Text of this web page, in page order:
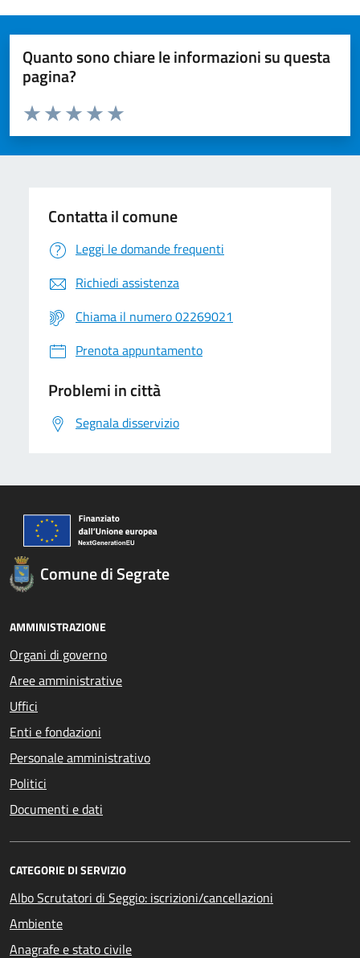
Quanto sono chiare le informazioni su questa
pagina?
Valuta da 1 a 5 stelle la pagina
Valuta 5 stelle su 5
Valuta 4 stelle su 5
Valuta 3 stelle su 5
Valuta 2 stelle su 5
Valuta 1 stelle su 5
Contatta il comune
Leggi le domande frequenti
Richiedi assistenza
Chiama il numero 02269021
Prenota appuntamento
Problemi in città
Segnala disservizio
Comune di Segrate
AMMINISTRAZIONE
Organi di governo
Aree amministrative
Uffici
Enti e fondazioni
Personale amministrativo
Politici
Documenti e dati
CATEGORIE DI SERVIZIO
Albo Scrutatori di Seggio: iscrizioni/cancellazioni
Ambiente
Anagrafe e stato civile